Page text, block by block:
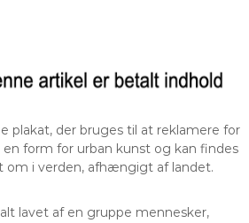
plakat, der bruges til at reklamere for
form for urban kunst og kan findes
om i verden, afhængigt af landet.
lavet af en gruppe mennesker,